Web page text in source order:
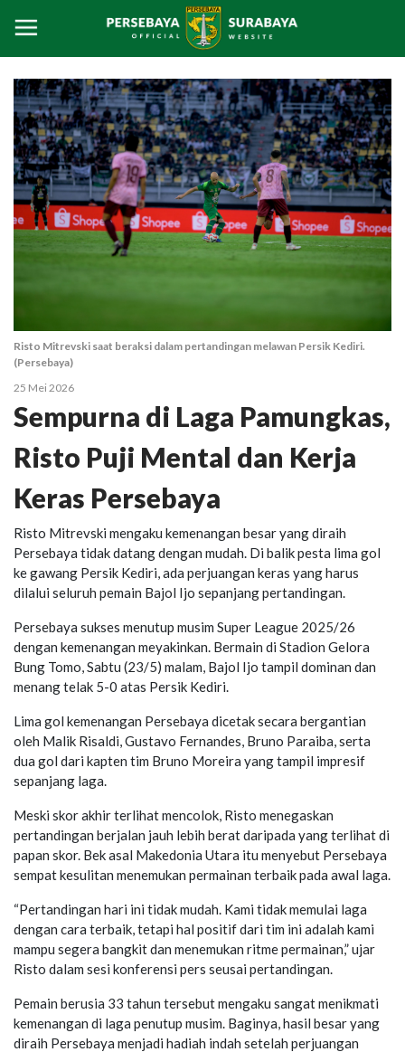
Risto Mitrevski saat beraksi dalam pertandingan melawan Persik Kediri.
(Persebaya)
25 Mei 2026
Sempurna di Laga Pamungkas,
Risto Puji Mental dan Kerja
Keras Persebaya
Risto Mitrevski mengaku kemenangan besar yang diraih
Persebaya tidak datang dengan mudah. Di balik pesta lima gol
ke gawang Persik Kediri, ada perjuangan keras yang harus
dilalui seluruh pemain Bajol Ijo sepanjang pertandingan.
Persebaya sukses menutup musim Super League 2025/26
dengan kemenangan meyakinkan. Bermain di Stadion Gelora
Bung Tomo, Sabtu (23/5) malam, Bajol Ijo tampil dominan dan
menang telak 5-0 atas Persik Kediri.
Lima gol kemenangan Persebaya dicetak secara bergantian
oleh Malik Risaldi, Gustavo Fernandes, Bruno Paraiba, serta
dua gol dari kapten tim Bruno Moreira yang tampil impresif
sepanjang laga.
Meski skor akhir terlihat mencolok, Risto menegaskan
pertandingan berjalan jauh lebih berat daripada yang terlihat di
papan skor. Bek asal Makedonia Utara itu menyebut Persebaya
sempat kesulitan menemukan permainan terbaik pada awal laga.
“Pertandingan hari ini tidak mudah. Kami tidak memulai laga
dengan cara terbaik, tetapi hal positif dari tim ini adalah kami
mampu segera bangkit dan menemukan ritme permainan,” ujar
Risto dalam sesi konferensi pers seusai pertandingan.
Pemain berusia 33 tahun tersebut mengaku sangat menikmati
kemenangan di laga penutup musim. Baginya, hasil besar yang
diraih Persebaya menjadi hadiah indah setelah perjuangan